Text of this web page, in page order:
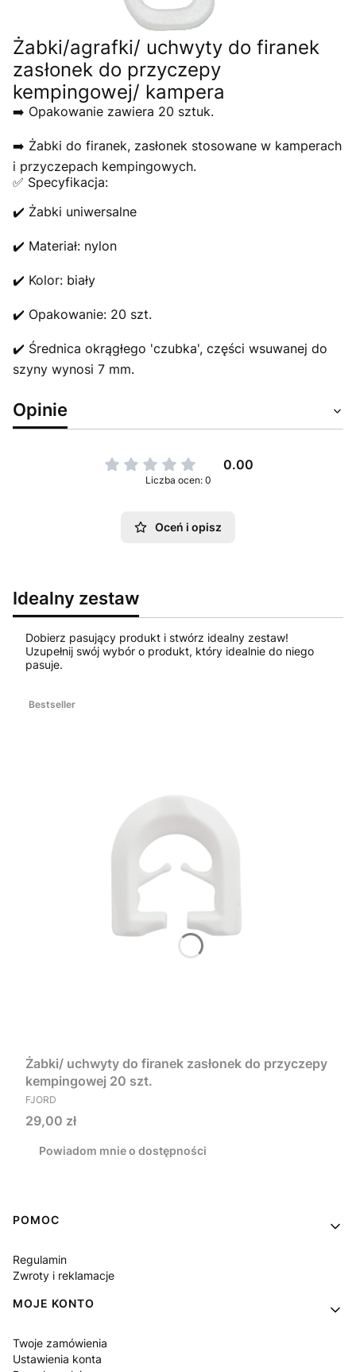
Żabki/agrafki/ uchwyty do firanek
zasłonek do przyczepy
kempingowej/ kampera
➡️ Opakowanie zawiera 20 sztuk.
➡️ Żabki do firanek, zasłonek stosowane w kamperach
i przyczepach kempingowych.
✅ Specyfikacja:
✔️ Żabki uniwersalne
✔️ Materiał: nylon
✔️ Kolor: biały
✔️ Opakowanie: 20 szt.
✔️ Średnica okrągłego 'czubka', części wsuwanej do
szyny wynosi 7 mm.
Opinie
0.00
Liczba ocen: 0
Oceń i opisz
Idealny zestaw
Dobierz pasujący produkt i stwórz idealny zestaw!
Uzupełnij swój wybór o produkt, który idealnie do niego
pasuje.
Bestseller
Żabki/ uchwyty do firanek zasłonek do przyczepy
kempingowej 20 szt.
PRODUCENT
FJORD
Cena
29,00 zł
Powiadom mnie o dostępności
Linki w stopce
POMOC
Regulamin
Zwroty i reklamacje
MOJE KONTO
Twoje zamówienia
Ustawienia konta